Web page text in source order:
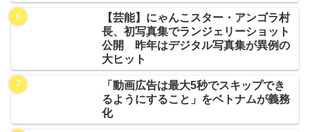
【芸能】にゃんこスター・アンゴラ村
長、初写真集でランジェリーショット
公開 昨年はデジタル写真集が異例の
大ヒット
「動画広告は最大5秒でスキップでき
るようにすること」をベトナムが義務
化